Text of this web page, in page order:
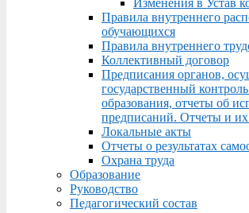
Изменения в Устав
Правила внутреннего
обучающихся
Правила внутреннего
Коллективный договор
Предписания органов,
государственный
образования, отчеты об
предписаний. Отчеты и
Локальные акты
Отчеты о результатах
Охрана труда
Образование
Руководство
Педагогический состав